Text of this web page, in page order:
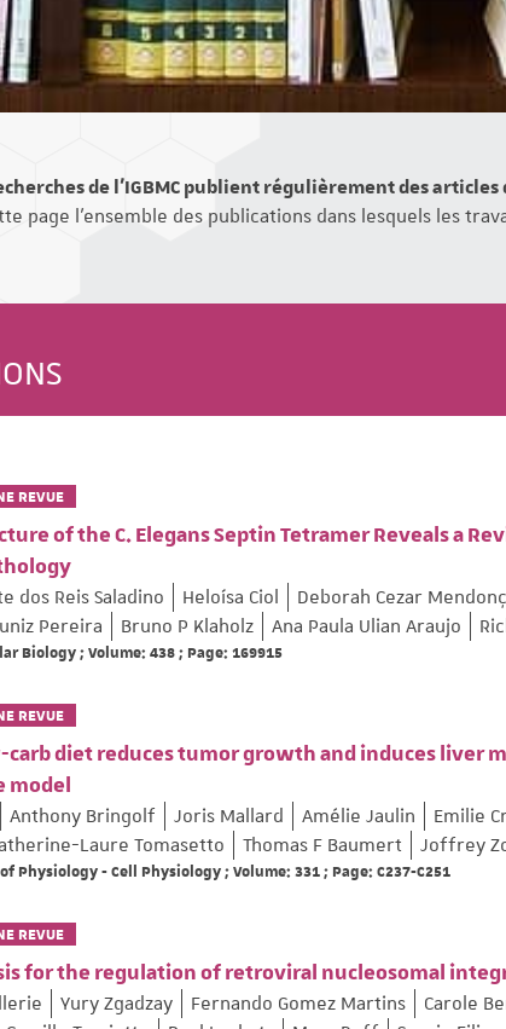
de l'IGBMC publient régulièrement des
page l'ensemble des publications dans lesquels les
REVUE
of the C. Elegans Septin Tetramer Reveals a
dos Reis Saladino Heloísa Ciol Deborah Cezar
Pereira
Bruno P Klaholz Ana Paula Ulian Araujo
Biology ; Volume: 438 ; Page: 169915
REVUE
diet reduces tumor growth and induces liver
model
Anthony Bringolf Joris Mallard Amélie Jaulin Emilie
Laure Tomasetto Thomas F Baumert Joffrey
Physiology - Cell Physiology ; Volume: 331 ; Page: C237-C251
REVUE
for the regulation of retroviral nucleosomal
Yury Zgadzay Fernando Gomez Martins Carole